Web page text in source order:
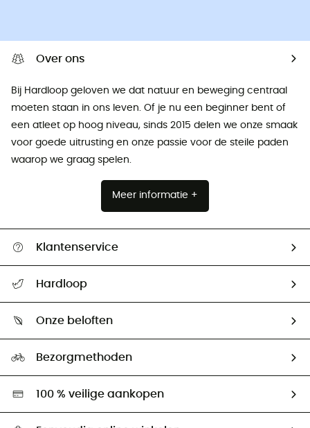
Over ons
Bij Hardloop geloven we dat natuur en beweging centraal
moeten staan ​​in ons leven. Of je nu een beginner bent of
een atleet op hoog niveau, sinds 2015 delen we onze smaak
voor goede uitrusting en onze passie voor de steile paden
waarop we graag spelen.
Meer informatie +
Klantenservice
Mijn zending volgen
Retourzendingen & Terugbetalingen
Hardloop
Ambassadeurs
Onze beloften
Hardgreen
Bezorgmethoden
100 % veilige aankopen